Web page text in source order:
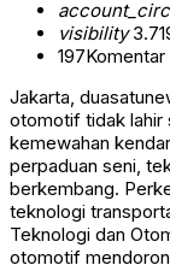
visibility
197Komentar
Jakarta,
otomotif tidak lahir
kemewahan
perpaduan seni,
berkembang.
teknologi
Teknologi dan
otomotif